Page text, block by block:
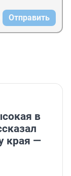
Отправить
в
края —